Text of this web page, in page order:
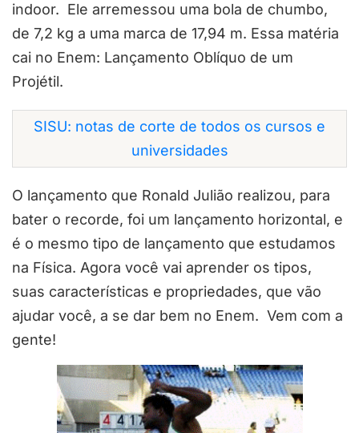
indoor. Ele arremessou uma bola de chumbo,
de 7,2 kg a uma marca de 17,94 m. Essa matéria
cai no Enem: Lançamento Oblíquo de um
Projétil.
SISU: notas de corte de todos os cursos e
universidades
O lançamento que Ronald Julião realizou, para
bater o recorde, foi um lançamento horizontal, e
é o mesmo tipo de lançamento que estudamos
na Física. Agora você vai aprender os tipos,
suas características e propriedades, que vão
ajudar você, a se dar bem no Enem. Vem com a
gente!